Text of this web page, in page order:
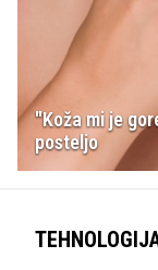
"Koža mi je
posteljo